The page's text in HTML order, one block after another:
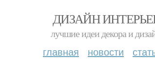
ДИЗАЙН
лучшие идеи декора и
главная новости